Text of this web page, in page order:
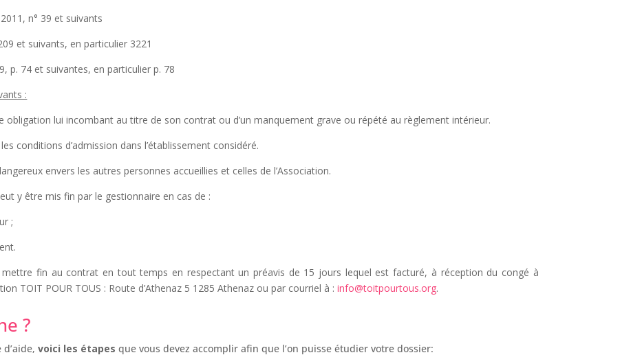
n° 39 et suivants
et suivants, en particulier 3221
p. 74 et suivantes, en particulier p. 78
:
obligation lui incombant au titre de son contrat ou d’un manquement grave ou répété au règlement intérieur.
conditions d’admission dans l’établissement considéré.
envers les autres personnes accueillies et celles de l’Association.
y être mis fin par le gestionnaire en cas de :
;
mettre fin au contrat en tout temps en respectant un préavis de 15 jours lequel est facturé, à réception du congé à
TOIT POUR TOUS : Route d’Athenaz 5 1285 Athenaz ou par courriel à :info@toitpourtous.org.
?
d’aide,voici les étapes que vous devez accomplir afin que l’on puisse étudier votre dossier: